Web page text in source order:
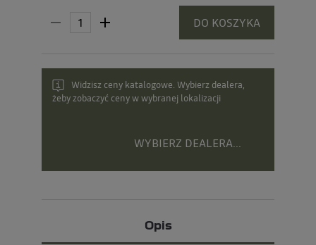
DO KOSZYKA
Widzisz ceny katalogowe. Wybierz dealera,
żeby zobaczyć ceny w wybranej lokalizacji
WYBIERZ DEALERA...
Opis